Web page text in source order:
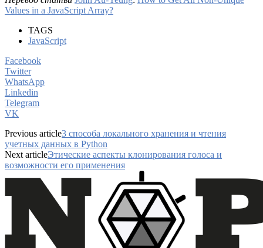
Values in a JavaScript Array?
TAGS
JavaScript
Facebook
Twitter
WhatsApp
Linkedin
Telegram
VK
Previous article3 способа локального хранения и чтения
учетных данных в Python
Next articleЭтические аспекты клонирования голоса и
возможности его применения